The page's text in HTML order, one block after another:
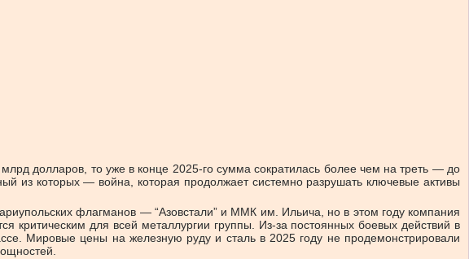
долларов, то уже в конце 2025-го сумма сократилась более чем на треть — до
из которых — война, которая продолжает системно разрушать ключевые активы
флагманов — “Азовстали” и ММК им. Ильича, но в этом году компания
критическим для всей металлургии группы. Из-за постоянных боевых действий в
Мировые цены на железную руду и сталь в 2025 году не продемонстрировали